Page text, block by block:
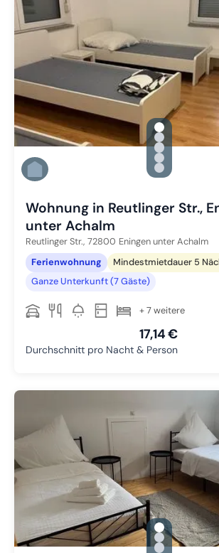
Zu Slide 1
Zu Slide 2
Zu Slide 3
Zu Slide 4
Zu Slide 5
Wohnung in Reutlinger Str.,
unter Achalm
Reutlinger Str., 72800 Eningen unter Achalm
Ferienwohnung
Mindestmietdauer 5
Ganze Unterkunft (7 Gäste)
+ 7 weitere
17,14 €
Durchschnitt pro Nacht & Person
Zu Slide 1
Zu Slide 2